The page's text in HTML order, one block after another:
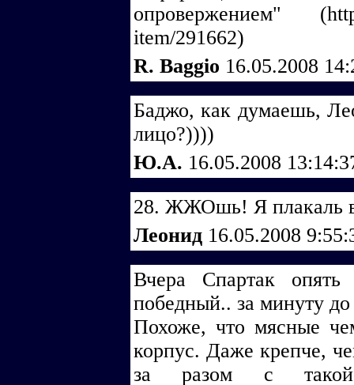
опровержением"
item/291662)
R. Baggio 16.05.2008
Баджо, как думаешь,
лицо?))))
Ю.А. 16.05.2008
28. ЖЖОшь! Я плакаль
Леонид 16.05.2008
Вчера Спартак опять
победный.. за минуту
Похоже, что мясные
корпус. Даже крепче,
за разом с такой